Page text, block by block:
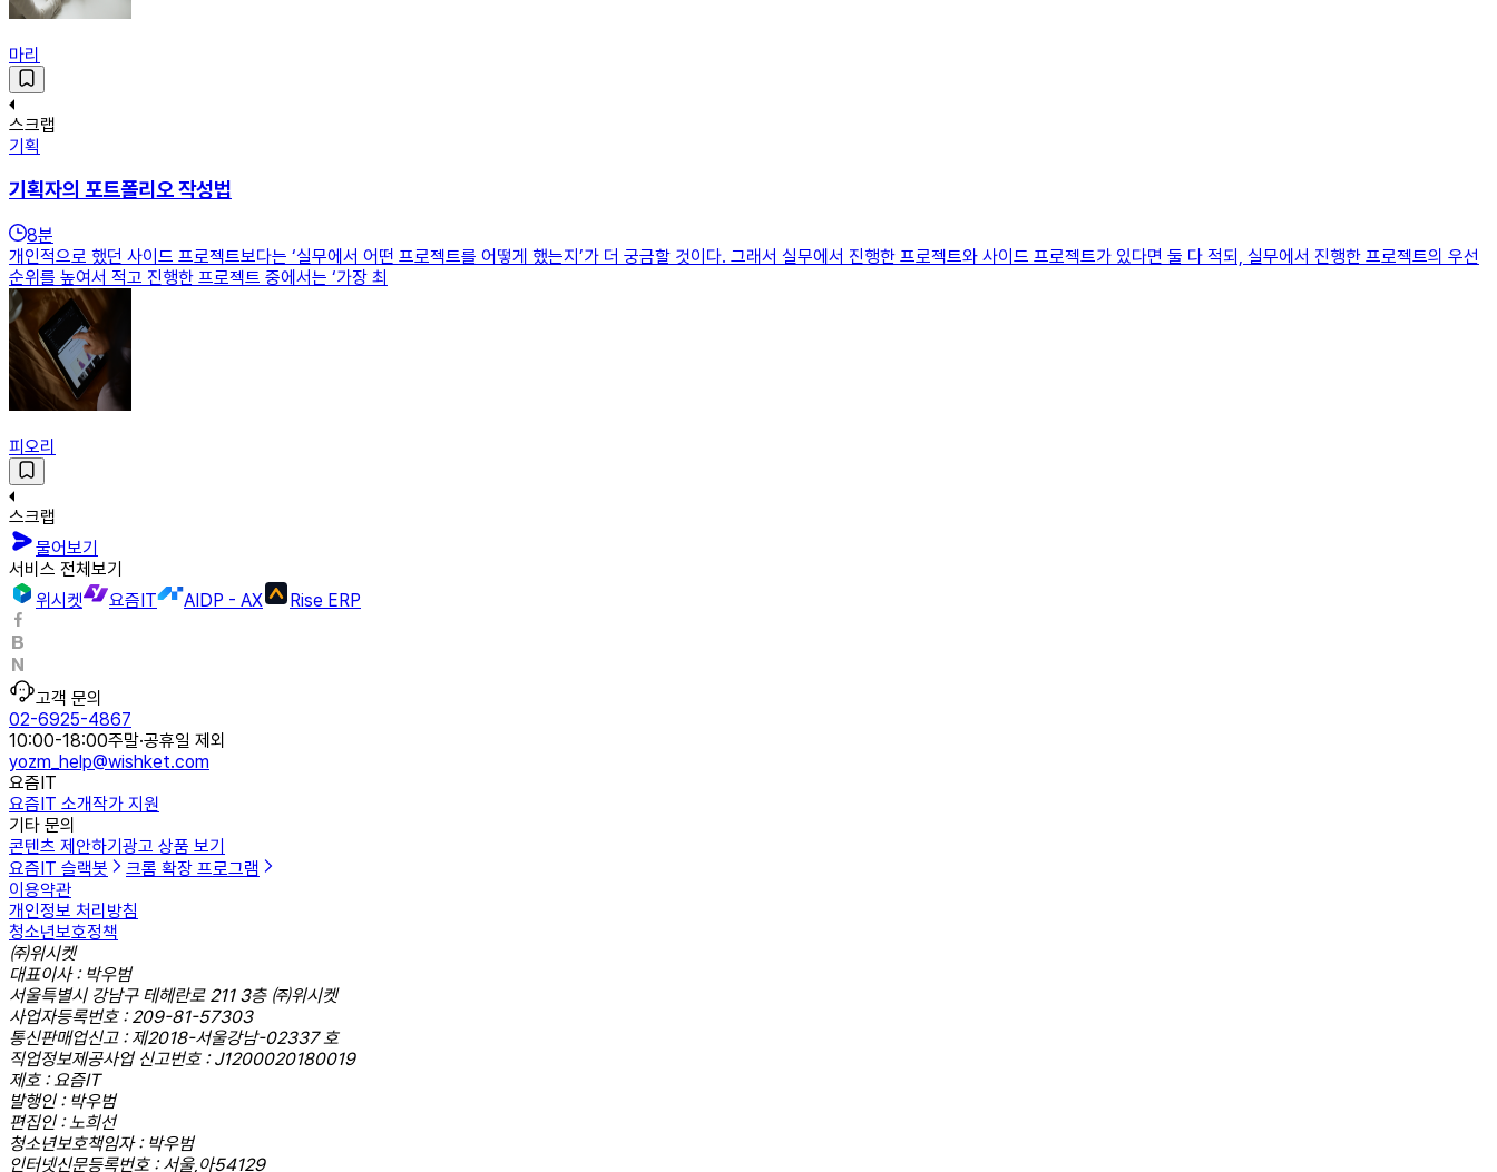
마리
스크랩
기획
기획자의 포트폴리오 작성법
8분
개인적으로 했던 사이드 프로젝트보다는 ‘실무에서 어떤 프로젝트를 어떻게 했는지’가 더 궁금할 것이다. 그래서 실무에서 진행한 프로젝트와 사이드 프로젝트가 있다면 둘 다 적되, 실무에서 진행한 프로젝트의 우선
순위를 높여서 적고 진행한 프로젝트 중에서는 ‘가장 최
피오리
스크랩
물어보기
서비스 전체보기
위시켓
요즘IT AIDP - AX Rise ERP
고객 문의
02-6925-4867
10:00-18:00주말·공휴일 제외
yozm_help@wishket.com
요즘IT
요즘IT 소개작가 지원
기타 문의
콘텐츠 제안하기 광고 상품 보기
요즘IT 슬랙봇
크롬 확장 프로그램
이용약관
개인정보 처리방침
청소년보호정책
㈜위시켓
대표이사 : 박우범
서울특별시 강남구 테헤란로 211 3층 ㈜위시켓
사업자등록번호 : 209-81-57303
통신판매업신고 : 제2018-서울강남-02337 호
직업정보제공사업 신고번호 : J1200020180019
제호 : 요즘IT
발행인 : 박우범
편집인 : 노희선
청소년보호책임자 : 박우범
인터넷신문등록번호 : 서울,아54129